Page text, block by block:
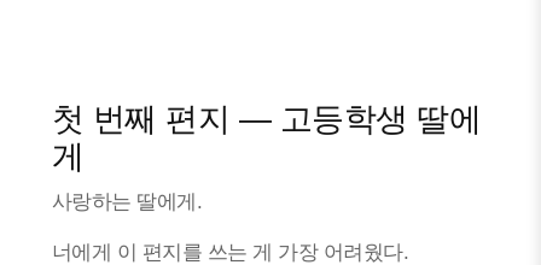
첫 번째 편지 — 고등학생 딸에
게
사랑하는 딸에게.
너에게 이 편지를 쓰는 게 가장 어려웠다.